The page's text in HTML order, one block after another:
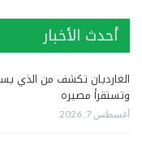
أحدث الأخبار
الغارديان تكشف من الذي
وتستقرأ مصيره
أغسطس 7, 2026